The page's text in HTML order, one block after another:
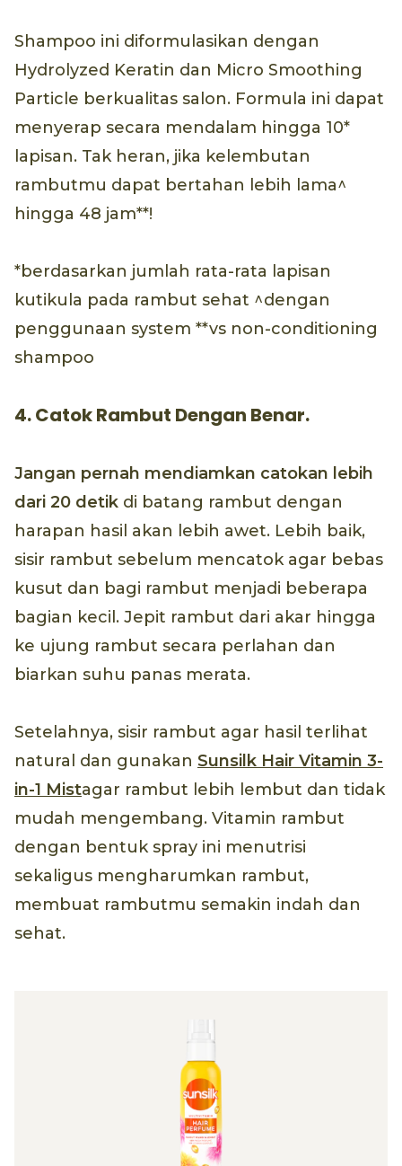
Shampoo ini diformulasikan dengan
Hydrolyzed Keratin dan Micro Smoothing
Particle berkualitas salon. Formula ini dapat
menyerap secara mendalam hingga 10*
lapisan. Tak heran, jika kelembutan
rambutmu dapat bertahan lebih lama^
hingga 48 jam**!
*berdasarkan jumlah rata-rata lapisan
kutikula pada rambut sehat ^dengan
penggunaan system **vs non-conditioning
shampoo
4. Catok Rambut Dengan Benar.
Jangan pernah mendiamkan catokan lebih
dari 20 detik di batang rambut dengan
harapan hasil akan lebih awet. Lebih baik,
sisir rambut sebelum mencatok agar bebas
kusut dan bagi rambut menjadi beberapa
bagian kecil. Jepit rambut dari akar hingga
ke ujung rambut secara perlahan dan
biarkan suhu panas merata.
Setelahnya, sisir rambut agar hasil terlihat
natural dan gunakan Sunsilk Hair Vitamin 3-
in-1 Mistagar rambut lebih lembut dan tidak
mudah mengembang. Vitamin rambut
dengan bentuk spray ini menutrisi
sekaligus mengharumkan rambut,
membuat rambutmu semakin indah dan
sehat.